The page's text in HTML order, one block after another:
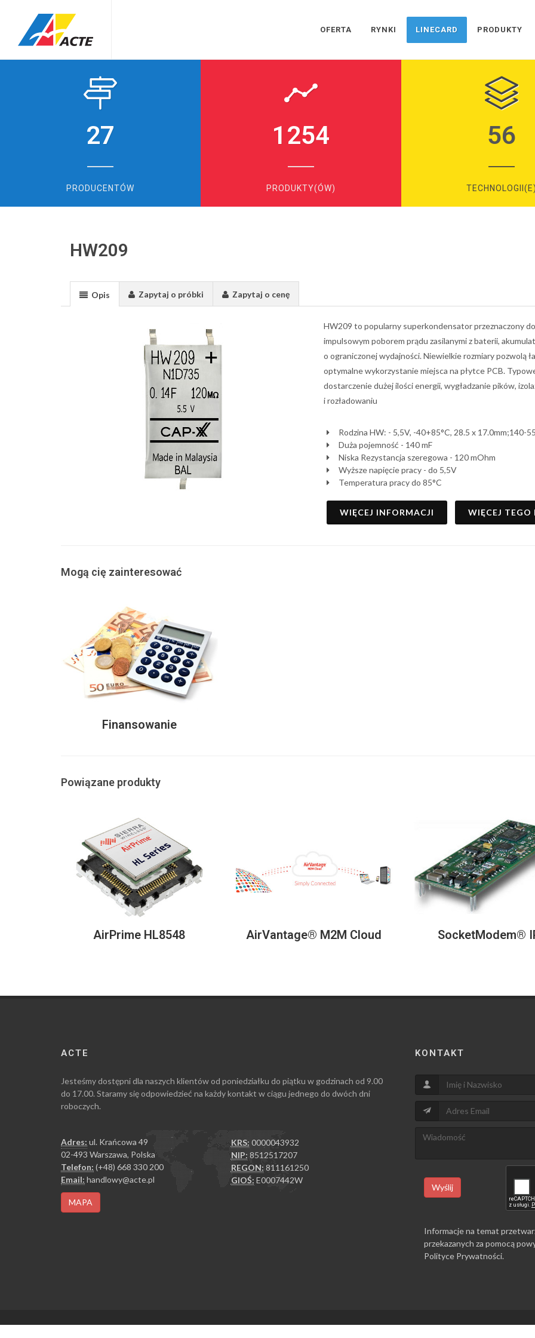
OFERTA RYNKI LINECARD PRODUKTY
27
PRODUCENTÓW
1254
PRODUKTY(ÓW)
56
HW209
Opis Zapytaj o próbki Zapytaj o cenę
HW209 to popularny superkondensator przeznaczony
impulsowym poborem prądu zasilanymi z baterii,
o ograniczonej wydajności. Niewielkie rozmiary pozwolą
optymalne wykorzystanie miejsca na płytce PCB.
dostarczenie dużej ilości energii, wygładzanie pików,
i rozładowaniu
Rodzina HW: - 5,5V, -40+85°C, 28.5 x 17.0mm;140-
Duża pojemność - 140 mF
Niska Rezystancja szeregowa - 120 mOhm
Wyższe napięcie pracy - do 5,5V
Temperatura pracy do 85°C
WIĘCEJ INFORMACJI WIĘCEJ TEGO
Mogą cię zainteresować
Finansowanie
Powiązane produkty
AirPrime HL8548 AirVantage® M2M Cloud SocketModem®
ACTE
Jesteśmy dostępni dla naszych klientów od poniedziałku do piątku w godzinach od 9.00
do 17.00. Staramy się odpowiedzieć na każdy kontakt w ciągu jednego do dwóch dni
roboczych.
Adres: ul. Krańcowa 49
02-493 Warszawa, Polska
Telefon: (+48) 668 330 200
Email: handlowy@acte.pl
KRS: 0000043932
NIP: 8512517207
REGON: 811161250
GIOŚ: E0007442W
MAPA
KONTAKT
Wyślij
Informacje na temat
przekazanych za pomocą
Polityce Prywatności.